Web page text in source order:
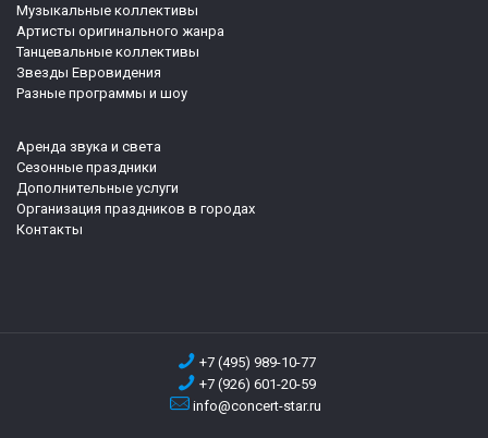
Музыкальные коллективы
Артисты оригинального жанра
Танцевальные коллективы
Звезды Евровидения
Разные программы и шоу
Аренда звука и света
Сезонные праздники
Дополнительные услуги
Организация праздников в городах
Контакты
+7 (495) 989-10-77
+7 (926) 601-20-59
info@concert-star.ru